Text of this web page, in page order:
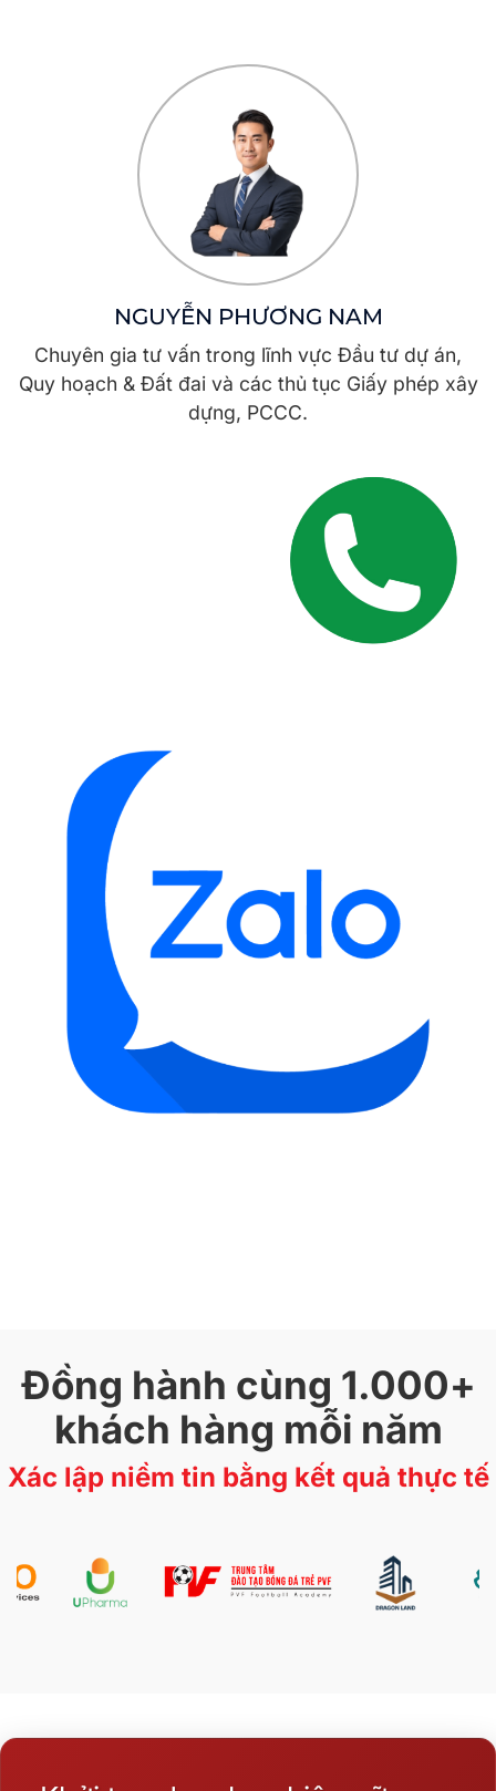
NGUYỄN PHƯƠNG NAM
Chuyên gia tư vấn trong lĩnh vực Đầu tư dự án,
Quy hoạch & Đất đai và các thủ tục Giấy phép xây
dựng, PCCC.
Đồng hành cùng 1.000+
khách hàng mỗi năm
Xác lập niềm tin bằng kết quả thực tế